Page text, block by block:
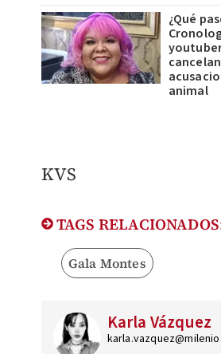
¿Qué
animal
KVS
TAGS
Gala Montes
Karla Vázquez